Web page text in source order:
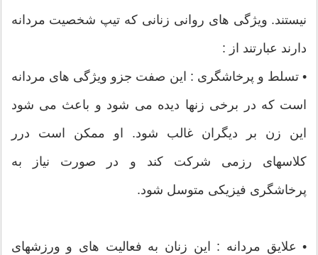
نیستند. ویژگی های روانی زنانی که تیپ شخصیت مردانه
دارند عبارتند از :
• تسلط و پرخاشگری : این صفت جزو ویژگی های مردانه
است که در برخی زنها دیده می شود و باعث می شود
این زن بر دیگران غالب شود. او ممکن است درر
کلاسهای رزمی شرکت کند و در صورت نیاز به
پرخاشگری فیزیکی متوسل شود.
• علایق مردانه : این زنان به فعالیت های و ورزشهای